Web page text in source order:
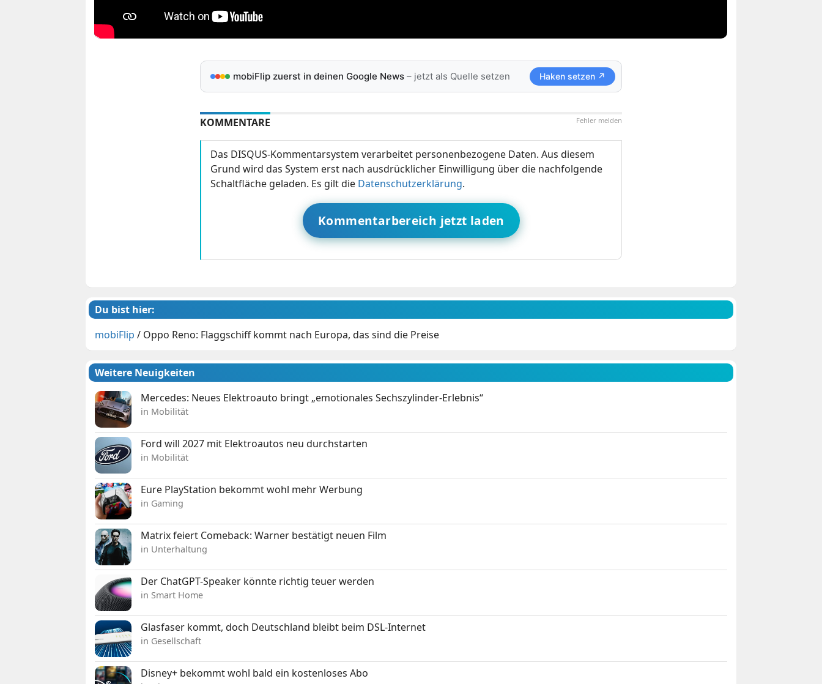
mobiFlip zuerst in deinen Google News– jetzt als Quelle setzen Haken setzen ↗
Fehler melden
KOMMENTARE
Das DISQUS-Kommentarsystem verarbeitet personenbezogene Daten. Aus diesem
Grund wird das System erst nach ausdrücklicher Einwilligung über die nachfolgende
Schaltfläche geladen. Es gilt die Datenschutzerklärung.
Kommentarbereich jetzt laden
Du bist hier:
mobiFlip / Oppo Reno: Flaggschiff kommt nach Europa, das sind die Preise
Weitere Neuigkeiten
Mercedes: Neues Elektroauto bringt „emotionales Sechszylinder-Erlebnis“
in Mobilität
Ford will 2027 mit Elektroautos neu durchstarten
in Mobilität
Eure PlayStation bekommt wohl mehr Werbung
in Gaming
Matrix feiert Comeback: Warner bestätigt neuen Film
in Unterhaltung
Der ChatGPT-Speaker könnte richtig teuer werden
in Smart Home
Glasfaser kommt, doch Deutschland bleibt beim DSL-Internet
in Gesellschaft
Disney+ bekommt wohl bald ein kostenloses Abo